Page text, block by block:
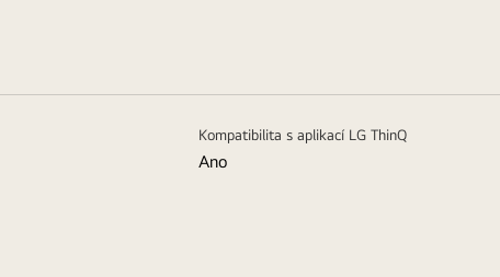
Kompatibilita s aplikací LG ThinQ
Ano